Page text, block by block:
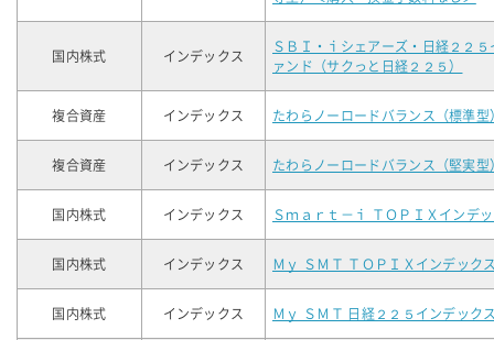
国内株式 インデックス
ＳＢＩ・ｉシェアーズ・日経２２
ァンド（サクっと日経２２５）
複合資産 インデックス たわらノーロードバランス（標準型
複合資産 インデックス たわらノーロードバランス（堅実型
国内株式 インデックス Ｓｍａｒｔ－ｉ ＴＯＰＩＸインデ
国内株式 インデックス Ｍｙ ＳＭＴ ＴＯＰＩＸインデック
国内株式 インデックス Ｍｙ ＳＭＴ 日経２２５インデック